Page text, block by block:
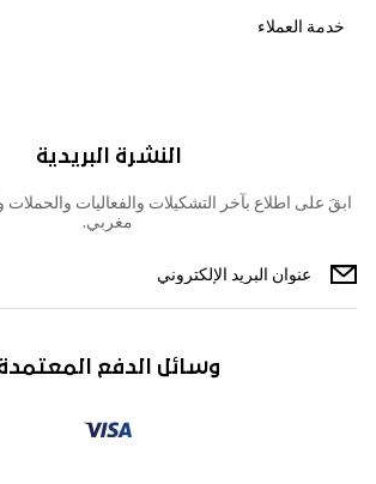
خدمة العملاء
النشرة البريدية
ابقَ على اطلاع بآخر التشكيلات والفعاليات والحملات
مغربي.
وسائل الدفع